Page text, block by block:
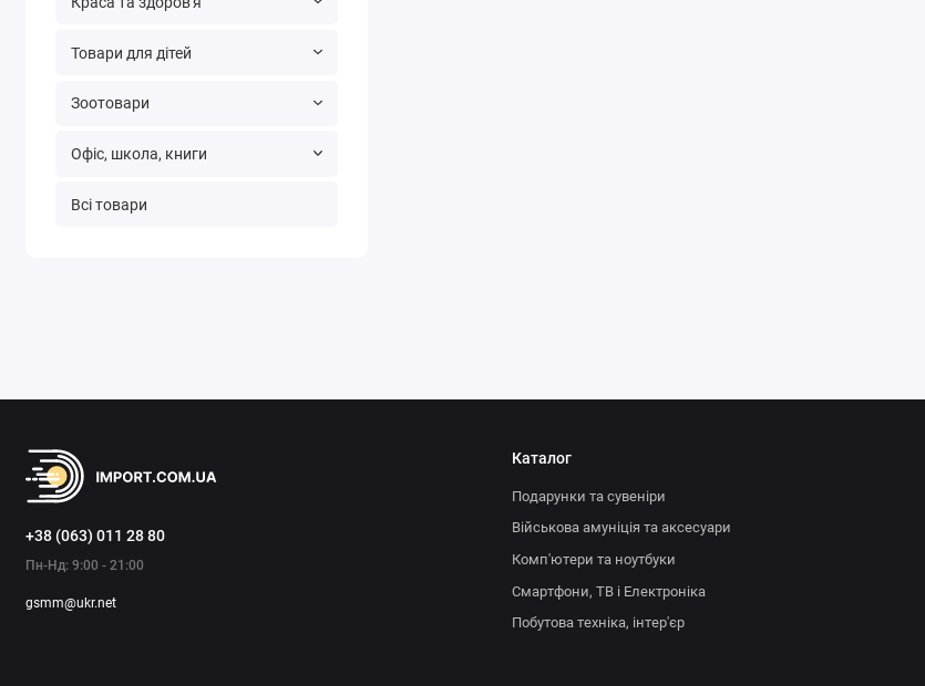
Товари для дітей
Зоотовари
Офіс, школа, книги
Всі товари
+38 (063) 011 28 80
Пн-Нд: 9:00 - 21:00
gsmm@ukr.net
Каталог
Подарунки та сувеніри
Військова амуніція та аксесуари
Комп'ютери та ноутбуки
Смартфони, ТВ і Електроніка
Побутова техніка, інтер'єр